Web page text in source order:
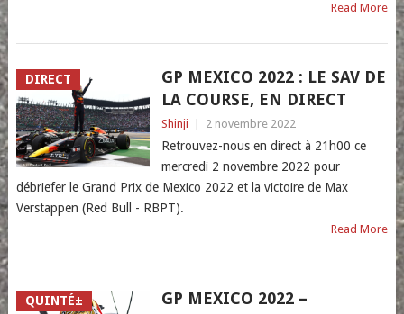
Read More
DIRECT
GP MEXICO 2022 : LE SAV DE
LA COURSE, EN DIRECT
Shinji 2 novembre 2022
Retrouvez-nous en direct à 21h00 ce
mercredi 2 novembre 2022 pour
débriefer le Grand Prix de Mexico 2022 et la victoire de Max
Verstappen (Red Bull - RBPT).
Read More
QUINTÉ±
GP MEXICO 2022 –